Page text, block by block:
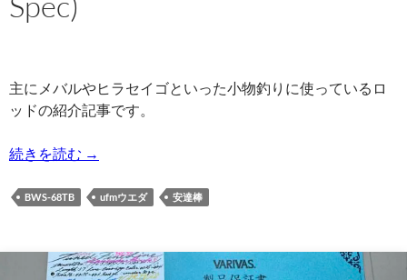
主にメバルやヒラセイゴといった小物釣りに使っているロ
ッドの紹介記事です。
続きを読む ufmウエダ BWS-68TB (2007 Spec)
→
BWS-68TB ufmウエダ 安達棒